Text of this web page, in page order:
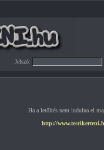
Jelszó:
Ha a letöltés nem indulna el
http://